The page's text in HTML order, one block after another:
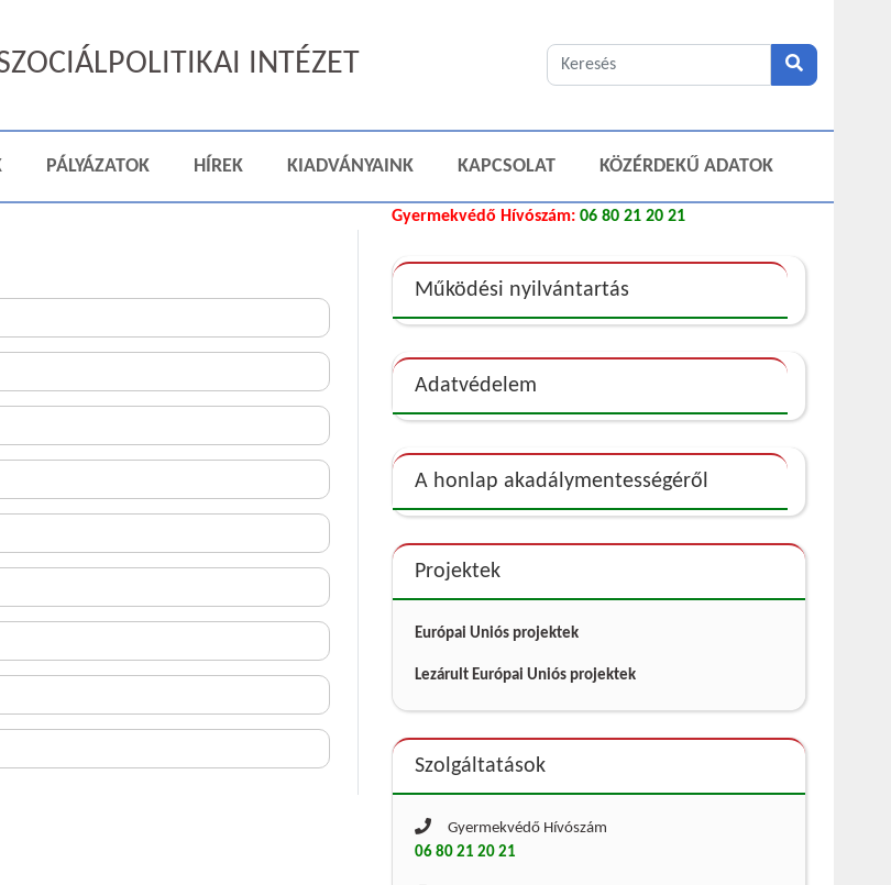
INTÉZET
PÁLYÁZATOK HÍREK KIADVÁNYAINK KAPCSOLAT KÖZÉRDEKŰ ADATOK
Gyermekvédő Hívószám: 06 80 21 20 21
Működési nyilvántartás
Adatvédelem
A honlap akadálymentességéről
Projektek
Európai Uniós projektek
Lezárult Európai Uniós projektek
Szolgáltatások
Gyermekvédő Hívószám
06 80 21 20 21